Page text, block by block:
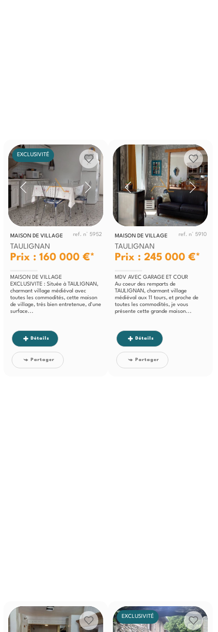
EXCLUSIVITÉ
MAISON DE VILLAGE ref. n° 5952
TAULIGNAN
Prix : 160 000 €*
MAISON DE VILLAGE
EXCLUSIVITE : Située à TAULIGNAN,
charmant village médiéval avec
toutes les commodités, cette maison
de village, très bien entretenue, d'une
surface...
Détails
Partager
MAISON DE VILLAGE ref. n° 5910
TAULIGNAN
Prix : 245 000 €*
MDV AVEC GARAGE ET COUR
Au coeur des remparts de
TAULIGNAN, charmant village
médiéval aux 11 tours, et proche de
toutes les commodités, je vous
présente cette grande maison...
Détails
Partager
EXCLUSIVITÉ